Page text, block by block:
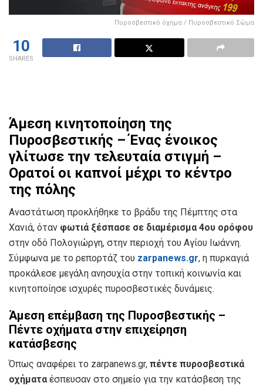
Πυροσβεστικό όχημα / Πυροσβεστικό Σώμα
10
SHARES
Άμεση κινητοποίηση της
Πυροσβεστικής – Ένας ένοικος
γλίτωσε την τελευταία στιγμή –
Ορατοί οι καπνοί μέχρι το κέντρο
της πόλης
Αναστάτωση προκλήθηκε το βράδυ της Πέμπτης στα
Χανιά, όταν φωτιά ξέσπασε σε διαμέρισμα 4ου ορόφου
στην οδό Πολογιώργη, στην περιοχή του Αγίου Ιωάννη.
Σύμφωνα με το ρεπορτάζ του zarpanews.gr, η πυρκαγιά
προκάλεσε μεγάλη ανησυχία στην τοπική κοινωνία και
κινητοποίησε ισχυρές πυροσβεστικές δυνάμεις.
Άμεση επέμβαση της Πυροσβεστικής –
Πέντε οχήματα στην επιχείρηση
κατάσβεσης
Όπως αναφέρει το zarpanews.gr, πέντε πυροσβεστικά
οχήματαέσπευσαν στο σημείο για την κατάσβεση της